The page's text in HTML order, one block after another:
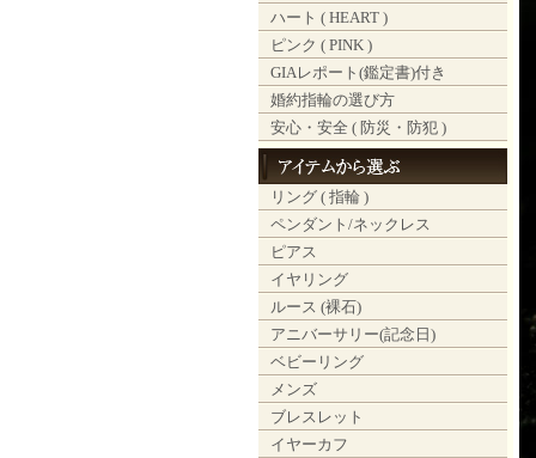
ハート ( HEART )
ピンク ( PINK )
GIAレポート(鑑定書)付き
婚約指輪の選び方
安心・安全 ( 防災・防犯 )
リング ( 指輪 )
ペンダント/ネックレス
ピアス
イヤリング
ルース (裸石)
アニバーサリー(記念日)
ベビーリング
メンズ
ブレスレット
イヤーカフ